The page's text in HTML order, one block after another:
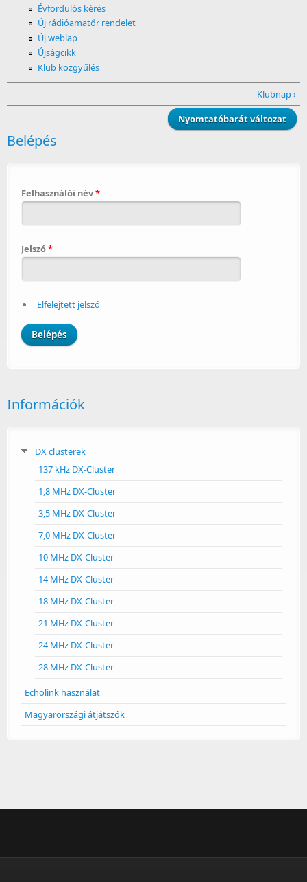
Évfordulós kérés
Új rádióamatőr rendelet
Új weblap
Újságcikk
Klub közgyűlés
Klubnap ›
Nyomtatóbarát változat
Belépés
Felhasználói név*
Jelszó*
Elfelejtett jelszó
Információk
DX clusterek
137 kHz DX-Cluster
1,8 MHz DX-Cluster
3,5 MHz DX-Cluster
7,0 MHz DX-Cluster
10 MHz DX-Cluster
14 MHz DX-Cluster
18 MHz DX-Cluster
21 MHz DX-Cluster
24 MHz DX-Cluster
28 MHz DX-Cluster
Echolink használat
Magyarországi átjátszók